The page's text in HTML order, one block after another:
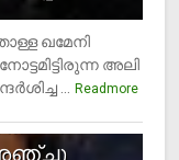
ഖമേനി
അലി
... Readmore
അഞ്ചു